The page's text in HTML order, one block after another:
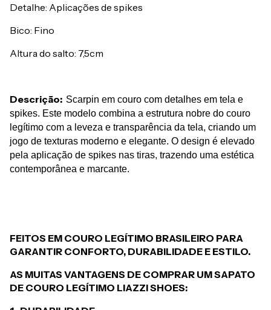
Detalhe: Aplicações de spikes
Bico: Fino
Altura do salto: 7,5cm
Descrição: Scarpin em couro com detalhes em tela e
spikes. Este modelo combina a estrutura nobre do couro
legítimo com a leveza e transparência da tela, criando um
jogo de texturas moderno e elegante. O design é elevado
pela aplicação de spikes nas tiras, trazendo uma estética
contemporânea e marcante.
FEITOS EM COURO LEGÍTIMO BRASILEIRO PARA
GARANTIR CONFORTO, DURABILIDADE E ESTILO.
AS MUITAS VANTAGENS DE COMPRAR UM SAPATO
DE COURO LEGÍTIMO LIAZZI SHOES: